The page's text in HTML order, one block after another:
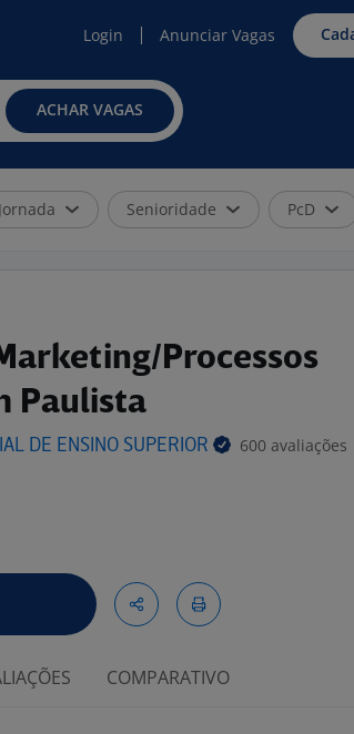
Login Anunciar Vagas
ACHAR VAGAS
Jornada Senioridade PcD
Processos
Paulista
DE ENSINO SUPERIOR 600 avaliações
COMPARATIVO